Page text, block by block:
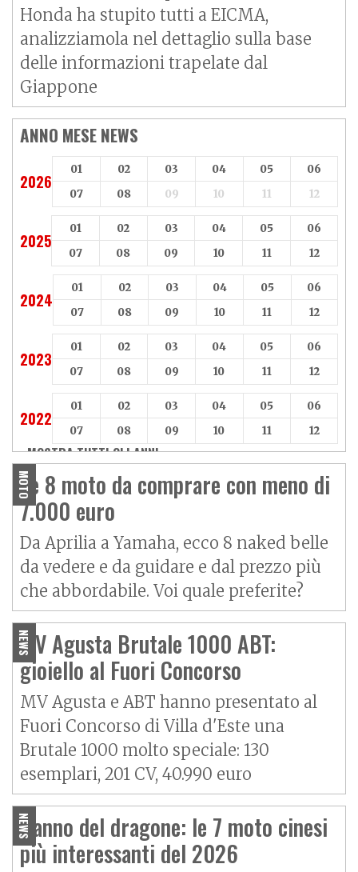
Honda ha stupito tutti a EICMA,
analizziamola nel dettaglio sulla base
delle informazioni trapelate dal
Giappone
ANNO MESE NEWS
2026
01 02 03 04 05
06
07
08 09 10 11 12
2025
01 02 03 04 05
06
07
08 09 10 11 12
2024
01 02 03 04 05
06
07
08 09 10 11 12
2023
01 02 03 04 05
06
07
08 09 10 11 12
2022
01 02 03 04 05
06
07
08 09 10 11 12
MOSTRA TUTTI GLI ANNI »
MOTO
Le 8 moto da comprare con meno di
7.000 euro
Da Aprilia a Yamaha, ecco 8 naked belle
da vedere e da guidare e dal prezzo più
che abbordabile. Voi quale preferite?
NEWS
MV Agusta Brutale 1000 ABT:
gioiello al Fuori Concorso
MV Agusta e ABT hanno presentato al
Fuori Concorso di Villa d'Este una
Brutale 1000 molto speciale: 130
esemplari, 201 CV, 40.990 euro
NEWS
L'anno del dragone: le 7 moto cinesi
più interessanti del 2026